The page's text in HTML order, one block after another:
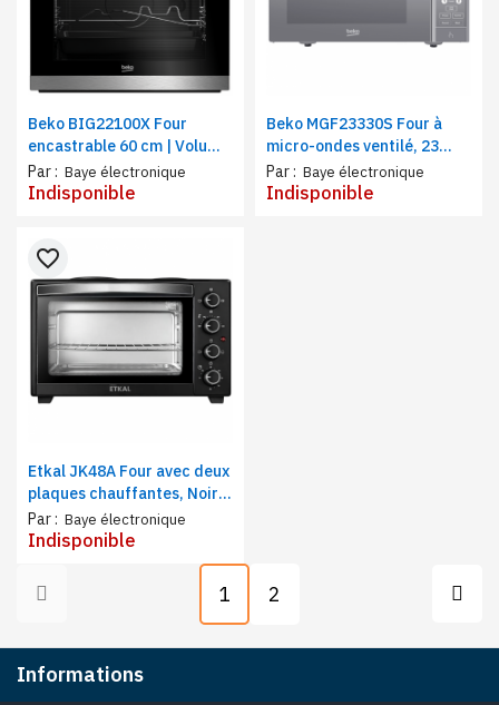
Beko BIG22100X Four
encastrable 60 cm | Volume
de la cavité 66 L | Classe
d'efficacité énergétique A,
Par : Baye électronique
Indisponible
Beko MGF23330S Four à
micro-ondes ventilé, 23
litres, Plateau en verre,
Arrêt automatique,
Par : Baye électronique
Indisponible
Etkal JK48A Four avec deux
plaques chauffantes, Noir,
48 Litres, 2000W, 60min,
Acier inox
Par : Baye électronique
favorite_border
Indisponible
1 2
Informations